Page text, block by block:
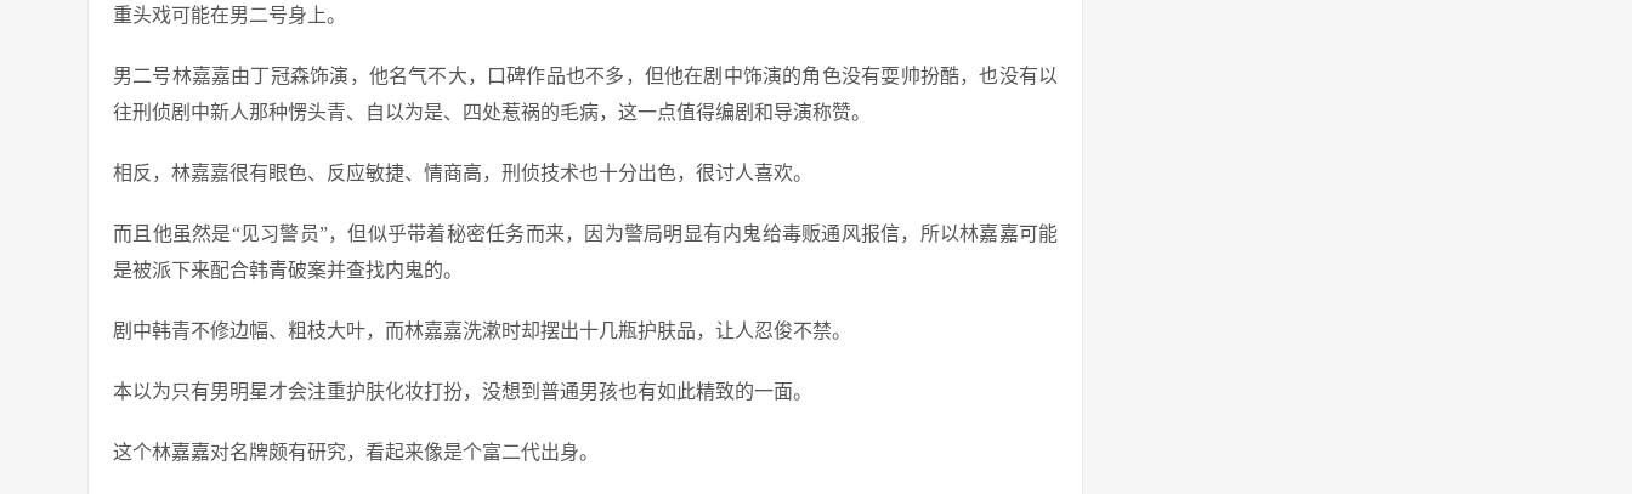
重头戏可能在男二号身上。
男二号林嘉嘉由丁冠森饰演，他名气不大，口碑作品也不多，但他在剧中饰演的角色没有耍帅扮酷，也没有以
往刑侦剧中新人那种愣头青、自以为是、四处惹祸的毛病，这一点值得编剧和导演称赞。
相反，林嘉嘉很有眼色、反应敏捷、情商高，刑侦技术也十分出色，很讨人喜欢。
而且他虽然是“见习警员”，但似乎带着秘密任务而来，因为警局明显有内鬼给毒贩通风报信，所以林嘉嘉可能
是被派下来配合韩青破案并查找内鬼的。
剧中韩青不修边幅、粗枝大叶，而林嘉嘉洗漱时却摆出十几瓶护肤品，让人忍俊不禁。
本以为只有男明星才会注重护肤化妆打扮，没想到普通男孩也有如此精致的一面。
这个林嘉嘉对名牌颇有研究，看起来像是个富二代出身。